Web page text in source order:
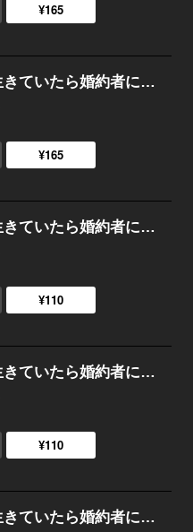
¥165
清楚誠実に生きていたら婚約者に裏切られたので、やり直しの世界では悪役令嬢として生きます （20）
¥165
清楚誠実に生きていたら婚約者に裏切られたので、やり直しの世界では悪役令嬢として生きます （19）
¥110
清楚誠実に生きていたら婚約者に裏切られたので、やり直しの世界では悪役令嬢として生きます （18）
¥110
清楚誠実に生きていたら婚約者に裏切られたので、やり直しの世界では悪役令嬢として生きます （17）